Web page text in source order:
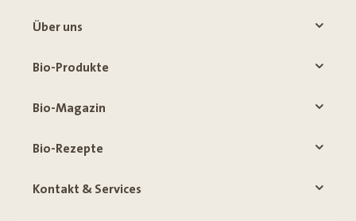
Über uns
Bio-Produkte
Bio-Magazin
Bio-Rezepte
Kontakt & Services